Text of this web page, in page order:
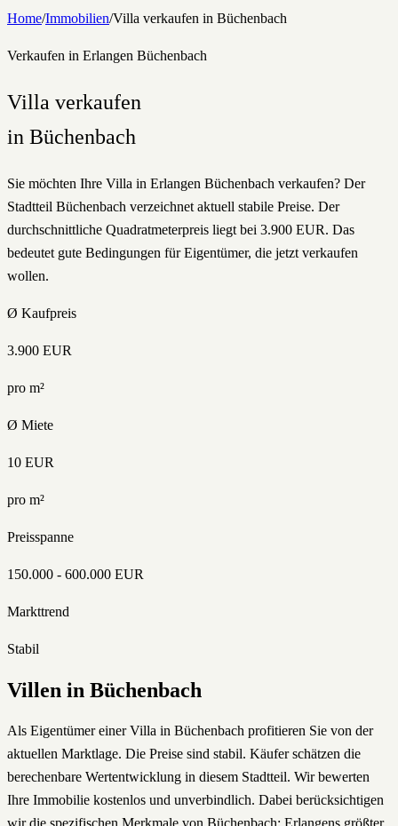
Home/Immobilien/Villa verkaufen in Büchenbach
Verkaufen in Erlangen Büchenbach
Villa verkaufen
in Büchenbach
Sie möchten Ihre Villa in Erlangen Büchenbach verkaufen? Der
Stadtteil Büchenbach verzeichnet aktuell stabile Preise. Der
durchschnittliche Quadratmeterpreis liegt bei 3.900 EUR. Das
bedeutet gute Bedingungen für Eigentümer, die jetzt verkaufen
wollen.
Ø Kaufpreis
3.900 EUR
pro m²
Ø Miete
10 EUR
pro m²
Preisspanne
150.000 - 600.000 EUR
Markttrend
Stabil
Villen in Büchenbach
Als Eigentümer einer Villa in Büchenbach profitieren Sie von der
aktuellen Marktlage. Die Preise sind stabil. Käufer schätzen die
berechenbare Wertentwicklung in diesem Stadtteil. Wir bewerten
Ihre Immobilie kostenlos und unverbindlich. Dabei berücksichtigen
wir die spezifischen Merkmale von Büchenbach: Erlangens größter